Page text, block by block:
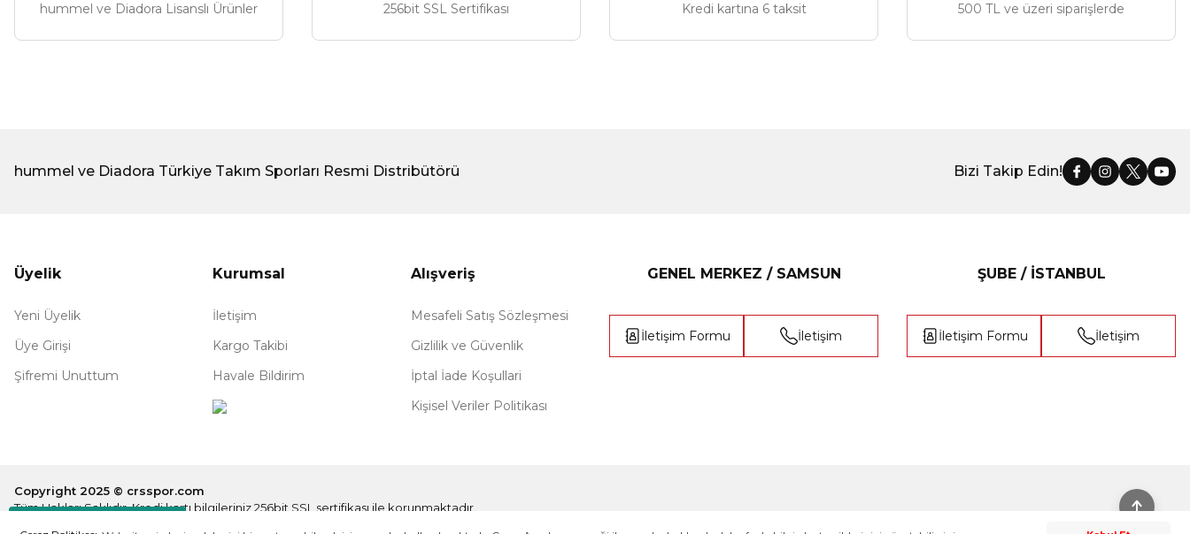
Destek Hattı
hummel ve Diadora Lisanslı Ürünler 256bit SSL Sertifikası Kredi kartına 6 taksit 500 TL ve üzeri siparişlerde
hummel ve Diadora Türkiye Takım Sporları Resmi Distribütörü Bizi Takip Edin!
Üyelik
Yeni Üyelik
Üye Girişi
Şifremi Unuttum
Kurumsal
İletişim
Kargo Takibi
Havale Bildirim
Alışveriş
Mesafeli Satış Sözleşmesi
Gizlilik ve Güvenlik
İptal İade Koşullari
Kişisel Veriler Politikası
GENEL MERKEZ / SAMSUN
İletişim Formu İletişim
ŞUBE / İSTANBUL
İletişim Formu İletişim
Copyright 2025 © crsspor.com
Tüm Hakları Saklıdır. Kredi kartı bilgileriniz 256bit SSL sertifikası ile korunmaktadır.